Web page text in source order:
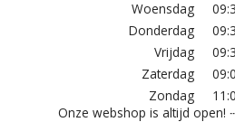
Woensdag
Donderdag
Vrijdag
Zaterdag
Zondag
Onze webshop is altijd open!